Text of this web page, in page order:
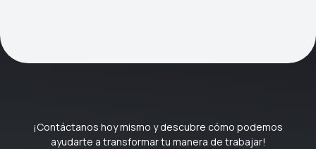
¡Contáctanos hoy mismo y descubre cómo podemos
ayudarte a transformar tu manera de trabajar!